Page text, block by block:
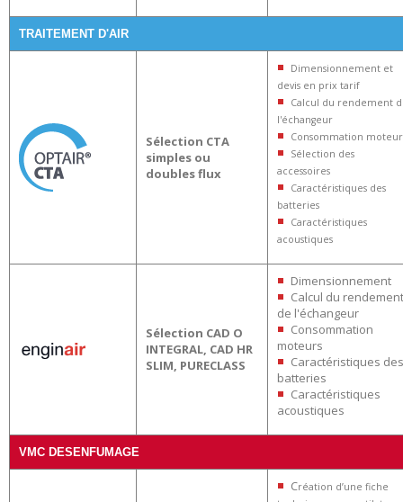
TRAITEMENT D'AIR
Sélection CTA
simples ou
doubles flux
Dimensionnement et
devis en prix tarif
Calcul du rendement
l'échangeur
Consommation
Sélection des
accessoires
Caractéristiques des
batteries
Caractéristiques
acoustiques
Sélection CAD O
INTEGRAL, CAD HR
SLIM, PURECLASS
Dimensionnement
Calcul du rendement
de l'échangeur
Consommation
moteurs
Caractéristiques des
batteries
Caractéristiques
acoustiques
VMC DESENFUMAGE
Création d’une fiche